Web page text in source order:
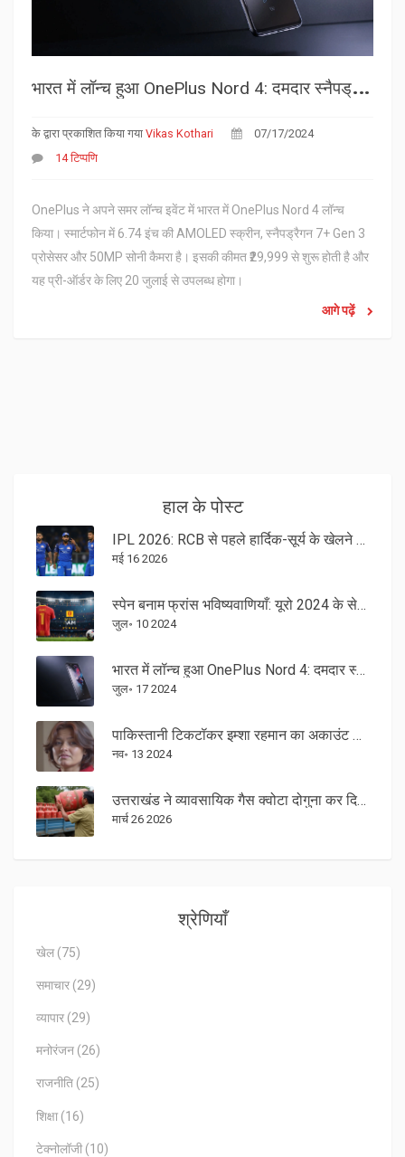
भ
ारत में लॉन्च हुआ OnePlus Nord 4: दमदार स्नैपड्रैगन 7+ Gen 3, सोनी कैमरा और आकर्षक कीमत
के द्वारा प्रकाशित किया गया Vikas Kothari
07/17/2024
14 टिप्पणि
OnePlus ने अपने समर लॉन्च इवेंट में भारत में OnePlus Nord 4 लॉन्च
किया। स्मार्टफोन में 6.74 इंच की AMOLED स्क्रीन, स्नैपड्रैगन 7+ Gen 3
प्रोसेसर और 50MP सोनी कैमरा है। इसकी कीमत ₹29,999 से शुरू होती है और
यह प्री-ऑर्डर के लिए 20 जुलाई से उपलब्ध होगा।
आगे पढ़ें
हाल के पोस्ट
IPL 2026: RCB से पहले हार्दिक-सूर्य के खेलने पर बड़ा अपडेट
मई 16 2026
स्पेन बनाम फ्रांस भविष्यवाणियाँ: यूरो 2024 के सेमीफाइनल में सामना, कौन पहुंचेगा फाइनल?
जुल॰ 10 2024
भारत में लॉन्च हुआ OnePlus Nord 4: दमदार स्नैपड्रैगन 7+ Gen 3, सोनी कैमरा और आकर्षक कीमत
जुल॰ 17 2024
पाकिस्तानी टिकटॉकर इम्शा रहमान का अकाउंट डीएक्टिवेशन: वैयक्तिक वीडियो लीक के बाद उठे गोपनीयता के सवाल
नव॰ 13 2024
उत्तराखंड ने व्यावसायिक गैस क्वोटा दोगुना कर दिया, नई SOP लागू
मार्च 26 2026
श्रेणियाँ
खेल (75)
समाचार (29)
व्यापार (29)
मनोरंजन (26)
राजनीति (25)
शिक्षा (16)
टेक्नोलॉजी (10)